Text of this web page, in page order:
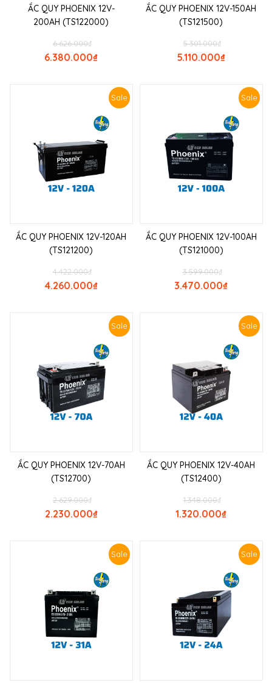
ẮC QUY PHOENIX 12V-
200AH (TS122000)
₫
6.626.000
₫
6.380.000
ẮC QUY PHOENIX 12V-150AH
(TS121500)
₫
5.301.000
₫
5.110.000
Sale
ẮC QUY PHOENIX 12V-120AH
(TS121200)
₫
4.422.000
₫
4.260.000
Sale
ẮC QUY PHOENIX 12V-100AH
(TS121000)
₫
3.599.000
₫
3.470.000
Sale
ẮC QUY PHOENIX 12V-70AH
(TS12700)
₫
2.629.000
₫
2.230.000
Sale
ẮC QUY PHOENIX 12V-40AH
(TS12400)
₫
1.348.000
₫
1.320.000
Sale Sale